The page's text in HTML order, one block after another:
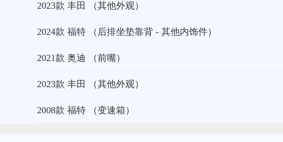
2023款 丰田 （其他外观）
2024款 福特 （后排坐垫靠背 - 其他内饰件）
2021款 奥迪 （前嘴）
2023款 丰田 （其他外观）
2008款 福特 （变速箱）